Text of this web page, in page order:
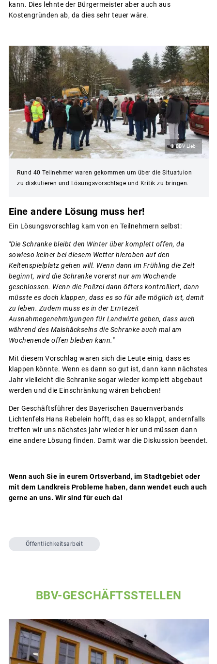
kann. Dies lehnte der Bürgermeister aber auch aus
Kostengründen ab, da dies sehr teuer wäre.
© BBV Lieb
Rund 40 Teilnehmer waren gekommen um über die Situatuion
zu diskutieren und Lösungsvorschläge und Kritik zu bringen.
Eine andere Lösung muss her!
Ein Lösungsvorschlag kam von en Teilnehmern selbst:
"Die Schranke bleibt den Winter über komplett offen, da
sowieso keiner bei diesem Wetter hieroben auf den
Keltenspielplatz gehen will. Wenn dann im Frühling die Zeit
beginnt, wird die Schranke vorerst nur am Wochende
geschlossen. Wenn die Polizei dann öfters kontrolliert, dann
müsste es doch klappen, dass es so für alle möglich ist, damit
zu leben. Zudem muss es in der Erntezeit
Ausnahmegenehmigungen für Landwirte geben, dass auch
während des Maishäckselns die Schranke auch mal am
Wochenende offen bleiben kann."
Mit diesem Vorschlag waren sich die Leute einig, dass es
klappen könnte. Wenn es dann so gut ist, dann kann nächstes
Jahr vielleicht die Schranke sogar wieder komplett abgebaut
werden und die Einschränkung wären behoben!
Der Geschäftsführer des Bayerischen Bauernverbands
Lichtenfels Hans Rebelein hofft, das es so klappt, andernfalls
treffen wir uns nächstes jahr wieder hier und müssen dann
eine andere Lösung finden. Damit war die Diskussion beendet.
Wenn auch Sie in eurem Ortsverband, im Stadtgebiet oder
mit dem Landkreis Probleme haben, dann wendet euch auch
gerne an uns. Wir sind für euch da!
Öffentlichkeitsarbeit
BBV-GESCHÄFTSSTELLEN